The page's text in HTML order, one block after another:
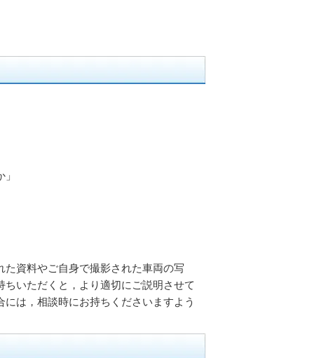
資料やご自身で撮影された車両の写
いただくと，より適切にご説明させて
は，相談時にお持ちくださいますよう